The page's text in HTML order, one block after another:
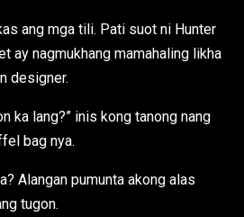
ang mga tili. Pati suot ni Hunter
ay nagmukhang mamahaling likha
designer.
ka lang?” inis kong tanong nang
bag nya.
Alangan pumunta akong alas
tugon.